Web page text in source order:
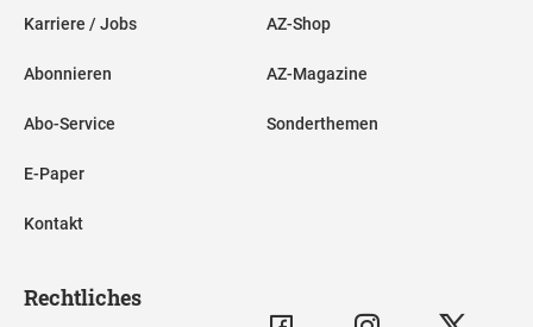
Karriere / Jobs
Abonnieren
Abo-Service
E-Paper
Kontakt
AZ-Shop
AZ-Magazine
Sonderthemen
Rechtliches